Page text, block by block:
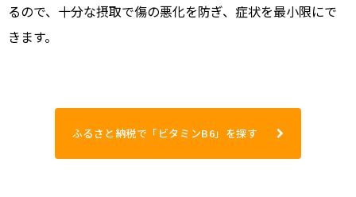
るので、十分な摂取で傷の悪化を防ぎ、症状を最小限にで
きます。
ふるさと納税で「ビタミンB6」を探す